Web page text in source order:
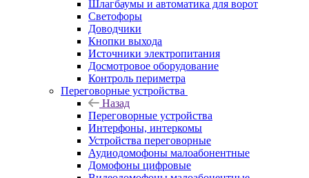
Шлагбаумы и автоматика для ворот
Светофоры
Доводчики
Кнопки выхода
Источники электропитания
Досмотровое оборудование
Контроль периметра
Переговорные устройства
Назад
Переговорные устройства
Интерфоны, интеркомы
Устройства переговорные
Аудиодомофоны малоабонентные
Домофоны цифровые